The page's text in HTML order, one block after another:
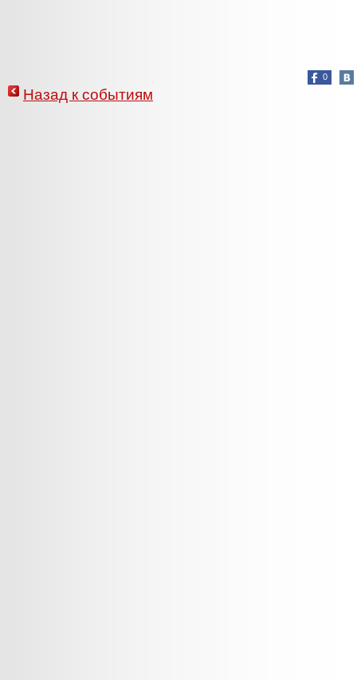
0
Назад к событиям